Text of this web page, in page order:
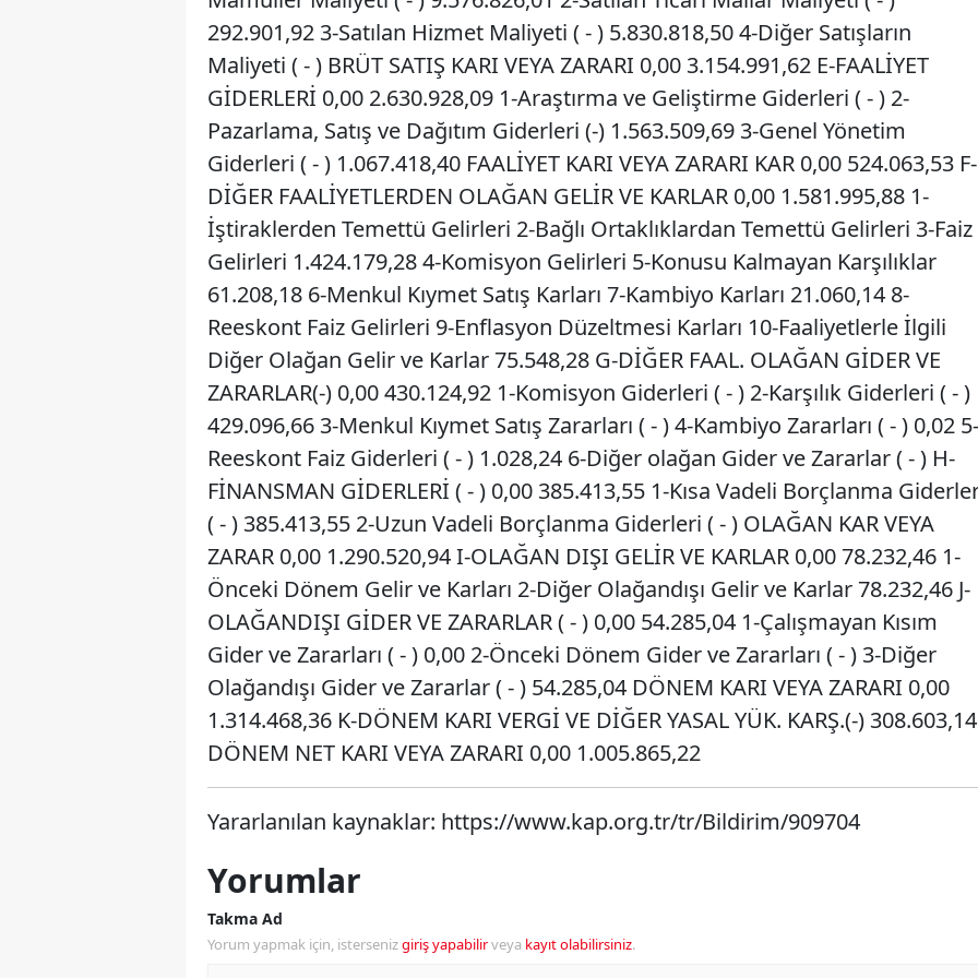
292.901,92 3-Satılan Hizmet Maliyeti ( - ) 5.830.818,50 4-Diğer Satışların
Maliyeti ( - ) BRÜT SATIŞ KARI VEYA ZARARI 0,00 3.154.991,62 E-FAALİYET
GİDERLERİ 0,00 2.630.928,09 1-Araştırma ve Geliştirme Giderleri ( - ) 2-
Pazarlama, Satış ve Dağıtım Giderleri (-) 1.563.509,69 3-Genel Yönetim
Giderleri ( - ) 1.067.418,40 FAALİYET KARI VEYA ZARARI KAR 0,00 524.063,53 F-
DİĞER FAALİYETLERDEN OLAĞAN GELİR VE KARLAR 0,00 1.581.995,88 1-
İştiraklerden Temettü Gelirleri 2-Bağlı Ortaklıklardan Temettü Gelirleri 3-Faiz
Gelirleri 1.424.179,28 4-Komisyon Gelirleri 5-Konusu Kalmayan Karşılıklar
61.208,18 6-Menkul Kıymet Satış Karları 7-Kambiyo Karları 21.060,14 8-
Reeskont Faiz Gelirleri 9-Enflasyon Düzeltmesi Karları 10-Faaliyetlerle İlgili
Diğer Olağan Gelir ve Karlar 75.548,28 G-DİĞER FAAL. OLAĞAN GİDER VE
ZARARLAR(-) 0,00 430.124,92 1-Komisyon Giderleri ( - ) 2-Karşılık Giderleri ( - )
429.096,66 3-Menkul Kıymet Satış Zararları ( - ) 4-Kambiyo Zararları ( - ) 0,02 5-
Reeskont Faiz Giderleri ( - ) 1.028,24 6-Diğer olağan Gider ve Zararlar ( - ) H-
FİNANSMAN GİDERLERİ ( - ) 0,00 385.413,55 1-Kısa Vadeli Borçlanma
( - ) 385.413,55 2-Uzun Vadeli Borçlanma Giderleri ( - ) OLAĞAN KAR VEYA
ZARAR 0,00 1.290.520,94 I-OLAĞAN DIŞI GELİR VE KARLAR 0,00 78.232,46 1-
Önceki Dönem Gelir ve Karları 2-Diğer Olağandışı Gelir ve Karlar 78.232,46 J-
OLAĞANDIŞI GİDER VE ZARARLAR ( - ) 0,00 54.285,04 1-Çalışmayan Kısım
Gider ve Zararları ( - ) 0,00 2-Önceki Dönem Gider ve Zararları ( - ) 3-Diğer
Olağandışı Gider ve Zararlar ( - ) 54.285,04 DÖNEM KARI VEYA ZARARI 0,00
1.314.468,36 K-DÖNEM KARI VERGİ VE DİĞER YASAL YÜK. KARŞ.(-) 308.603,14
DÖNEM NET KARI VEYA ZARARI 0,00 1.005.865,22
Yararlanılan kaynaklar: https://www.kap.org.tr/tr/Bildirim/909704
Yorumlar
Takma Ad
Yorum yapmak için, istersenizgiriş yapabilirveya kayıt olabilirsiniz.